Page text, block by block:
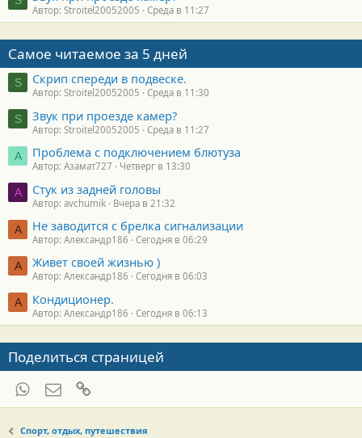
Автор: Stroitel20052005 Среда в 11:27
Самое читаемое за 5 дней
S Скрип спереди в подвеске.
Автор: Stroitel20052005 Среда в 11:30
S Звук при проезде камер?
Автор: Stroitel20052005 Среда в 11:27
А Проблема с подключением блютуза
Автор: Азамат727 Четверг в 13:30
A Стук из задней головы
Автор: avchumik Вчера в 21:32
А Не заводится с брелка сигнализации
Автор: Александр186 Сегодня в 06:29
А Живет своей жизнью )
Автор: Александр186 Сегодня в 06:03
А Кондиционер.
Автор: Александр186 Сегодня в 06:13
Поделиться страницей
WhatsAppЭлектронная почта
Спорт, отдых, путешествия